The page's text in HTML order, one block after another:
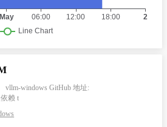
vllm-windows GitHub 地址:
依赖 t